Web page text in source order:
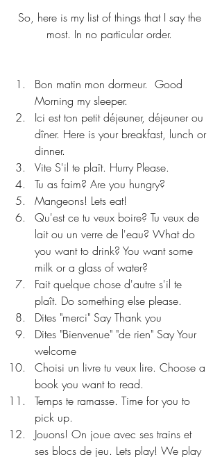
So, here is my list of things that I say the
most. In no particular order.
Bon matin mon dormeur.  Good
Morning my sleeper.
Ici est ton petit déjeuner, déjeuner ou
dîner. Here is your breakfast, lunch or
dinner.
Vite S'il te plaît. Hurry Please.
Tu as faim? Are you hungry?
Mangeons! Lets eat!
Qu'est ce tu veux boire? Tu veux de
lait ou un verre de l'eau? What do
you want to drink? You want some
milk or a glass of water?
Fait quelque chose d'autre s'il te
plaît. Do something else please.
Dites "merci" Say Thank you
Dites "Bienvenue" "de rien" Say Your
welcome
Choisi un livre tu veux lire. Choose a
book you want to read.
Temps te ramasse. Time for you to
pick up.
Jouons! On joue avec ses trains et
ses blocs de jeu. Lets play! We play